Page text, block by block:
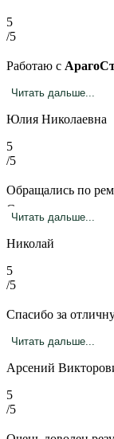
5
/5
Работаю с
делали склад,
действительно
Читать дальше...
Юлия Николаевна
5
/5
Обращались по
Составили смету,
Планируем
Читать дальше...
Николай
5
/5
Спасибо за
сделали ремонт в
решали все вопросы
Читать дальше...
Арсений
5
/5